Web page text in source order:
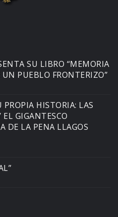
SU LIBRO “MEMORIA
PUEBLO FRONTERIZO”
PROPIA HISTORIA: LAS
EL GIGANTESCO
DE LA PENA LLAGOS